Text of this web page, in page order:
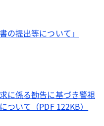
提出等について」
に係る勧告に基づき警視
ついて（PDF 122KB）